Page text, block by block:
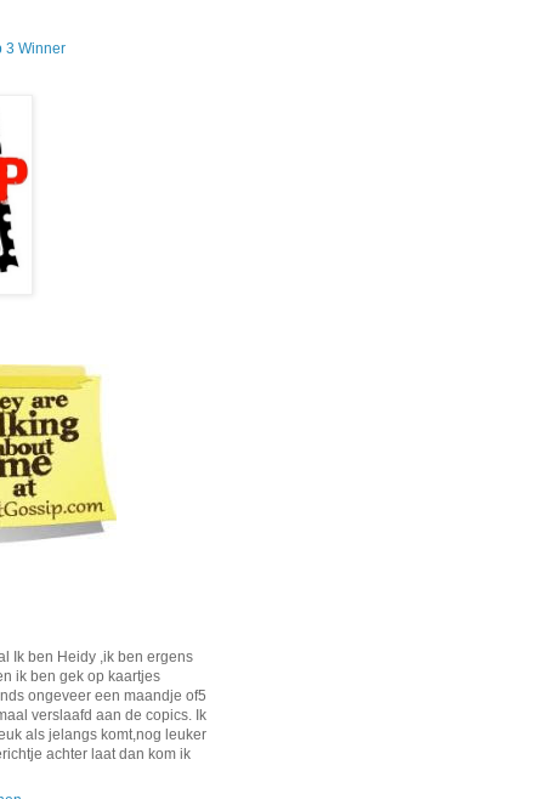
Ik ben Heidy ,ik ben ergens
ik ben gek op kaartjes
ongeveer een maandje of5
verslaafd aan de copics. Ik
als jelangs komt,nog leuker
achter laat dan kom ik